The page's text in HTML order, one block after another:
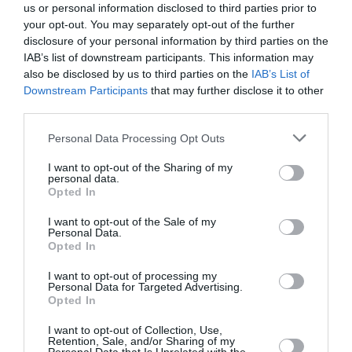
us or personal information disclosed to third parties prior to
your opt-out. You may separately opt-out of the further
disclosure of your personal information by third parties on the
IAB’s list of downstream participants. This information may
also be disclosed by us to third parties on the IAB’s List of
Downstream Participants that may further disclose it to other
Personal Data Processing Opt Outs
I want to opt-out of the Sharing of my
personal data.
Opted In
I want to opt-out of the Sale of my
Personal Data.
Opted In
I want to opt-out of processing my
Personal Data for Targeted Advertising.
Opted In
I want to opt-out of Collection, Use,
Retention, Sale, and/or Sharing of my
ΦΕΡΝΑΝΤΟ ΠΕΣΣΟΑ
Newsletter
Κάθε βδομάδα στο e-mail σας τα τελευταία νέα για
την Τέχνη και τον Πολιτισμό!
Σχετικά Άρθρα